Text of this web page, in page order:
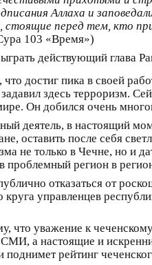
Аллаха и
перед тем, кто
103 «Время»)
действующий глава
что достиг пика в своей
здесь терроризм.
Он добился очень
деятель, в настоящий
оставить после себя
не только в Чечне, но и
проблемный регион в
отказаться от
круга управленцев
что уважение к
а настоящие и
поднимет рейтинг